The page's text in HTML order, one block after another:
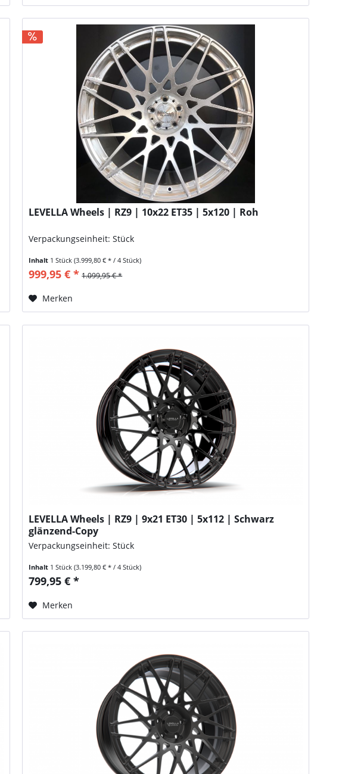
LEVELLA Wheels | RZ9 | 10x22 ET35 | 5x120 | Roh
Verpackungseinheit: Stück
Inhalt 1 Stück(3.999,80 € * / 4 Stück)
999,95 € * 1.099,95 € *
Merken
LEVELLA Wheels | RZ9 | 9x21 ET30 | 5x112 | Schwarz
glänzend-Copy
Verpackungseinheit: Stück
Inhalt 1 Stück(3.199,80 € * / 4 Stück)
799,95 € *
Merken